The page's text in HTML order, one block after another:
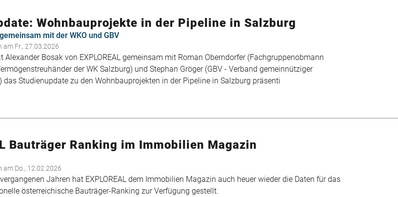
Wohnbauprojekte in der Pipeline in Salzburg
mit der WKO und GBV
am Fr., 27.03.2026
Alexander Bosak von EXPLOREAL gemeinsam mit Roman Oberndorfer (Fachgruppenobmann
der WK Salzburg) und Stephan Gröger (GBV - Verband gemeinnütziger
das Studienupdate zu den Wohnbauprojekten in der Pipeline in Salzburg präsenti
Bauträger Ranking im Immobilien Magazin
am Do., 12.02.2026
Jahren hat EXPLOREAL dem Immobilien Magazin auch heuer wieder die Daten für das
österreichische Bauträger-Ranking zur Verfügung gestellt.